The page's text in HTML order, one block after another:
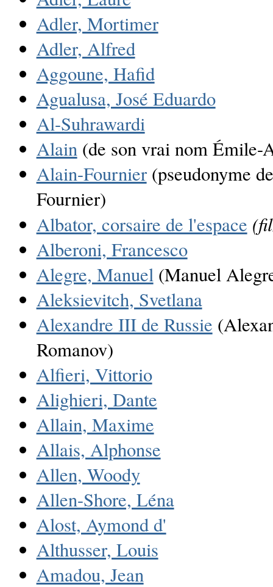
Adler, Mortimer
Adler, Alfred
Aggoune, Hafid
Agualusa, José Eduardo
Al-Suhrawardi
Alain(de son vrai nom Émile-
Alain-Fournier(pseudonyme
Fournier)
Albator, corsaire de l'espace
Alberoni, Francesco
Alegre, Manuel(Manuel
Aleksievitch, Svetlana
Alexandre III de Russie
Romanov)
Alfieri, Vittorio
Alighieri, Dante
Allain, Maxime
Allais, Alphonse
Allen, Woody
Allen-Shore, Léna
Alost, Aymond d'
Althusser, Louis
Amadou, Jean